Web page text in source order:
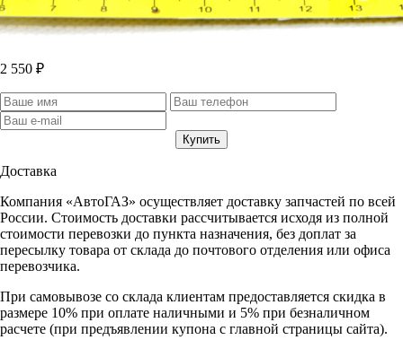
2 550 ₽
Доставка
Компания «АвтоГАЗ» осуществляет доставку запчастей по всей
России. Стоимость доставки рассчитывается исходя из полной
стоимости перевозки до пункта назначения, без доплат за
пересылку товара от склада до почтового отделения или офиса
перевозчика.
При самовывозе со склада клиентам предоставляется скидка в
размере 10% при оплате наличными и 5% при безналичном
расчете (при предъявлении купона с главной страницы сайта).